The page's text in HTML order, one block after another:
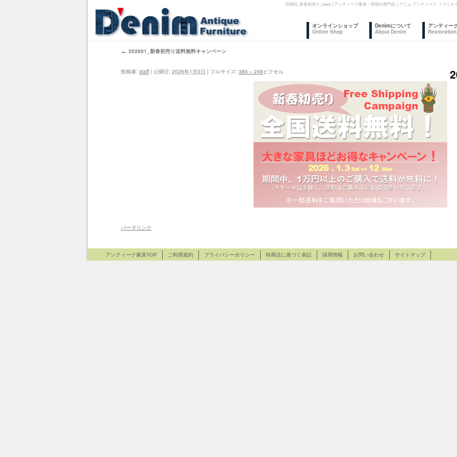
202601_新春初売り_news | アンティーク家具・照明の専門店｜デニム アンティーク ファニ
ン
ツ
へ
ス
キ
プ
オンラインショップ
Online Shop
Denimについて
About Denim
アンティー
Restoration
← 202601_新春初売り送料無料キャンペーン
投稿者: staff | 公開日: 2026年1月3日 | フルサイズ: 380 × 248 ピクセル
パーマリンク
アンティーク家具TOP ご利用規約 プライバシーポリシー 特商法に基づく表記 採用情報 お問い合わせ サイトマップ